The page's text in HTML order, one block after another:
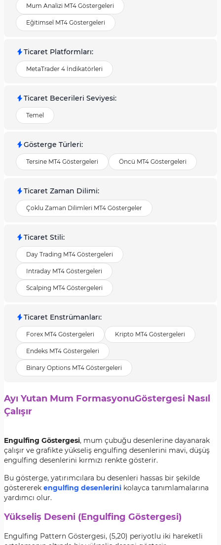
Mum Analizi MT4 Göstergeleri
Eğitimsel MT4 Göstergeleri
Ticaret Platformları:
MetaTrader 4 İndikatörleri
Ticaret Becerileri Seviyesi:
Temel
Gösterge Türleri:
Tersine MT4 Göstergeleri Öncü MT4 Göstergeleri
Ticaret Zaman Dilimi:
Çoklu Zaman Dilimleri MT4 Göstergeler
Ticaret Stili:
Day Trading MT4 Göstergeleri
Intraday MT4 Göstergeleri
Scalping MT4 Göstergeleri
Ticaret Enstrümanları:
Forex MT4 Göstergeleri Kripto MT4 Göstergeleri
Endeks MT4 Göstergeleri
Binary Options MT4 Göstergeleri
Ayı Yutan Mum FormasyonuGöstergesi Nasıl
Çalışır
Engulfing Göstergesi, mum çubuğu desenlerine dayanarak
çalışır ve grafikte yükseliş engulfing desenlerini mavi, düşüş
engulfing desenlerini kırmızı renkte gösterir.
Bu gösterge, yatırımcılara bu desenleri hassas bir şekilde
göstererek engulfing desenlerini kolayca tanımlamalarına
yardımcı olur.
Yükseliş Deseni (Engulfing Göstergesi)
Engulfing Pattern Göstergesi, (5,20) periyotlu iki hareketli